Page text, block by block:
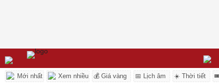
Mới nhất Xem nhiều 💰 Giá vàng 📅 Lịch âm ☀️ Thời tiết